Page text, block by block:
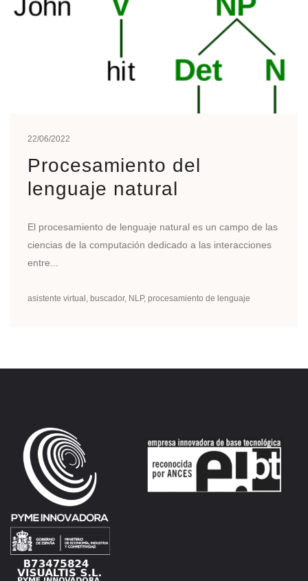
22/06/2022
Procesamiento del
lenguaje natural
El procesamiento de lenguaje natural es un campo de las
ciencias de la computación dedicado a las interacciones
entre...
asistente virtual buscador NLP procesamiento de lenguaje